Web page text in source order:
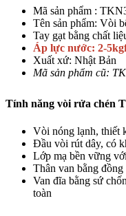
Mã sản phẩm :
Tên sản phẩm: Vòi
Tay gạt bằng chất
Áp lực nước: 2-
Xuất xứ: Nhật Bản
Mã sản phẩm cũ:
Tính năng vòi rửa chén
Vòi nóng lạnh, thiết
Đầu vòi rút dây, có
Lớp mạ bền vững
Thân van bằng đồng
Van đĩa bằng sứ
toàn